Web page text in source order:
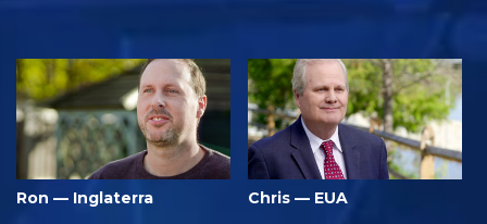
Ron — Inglaterra Chris — EUA